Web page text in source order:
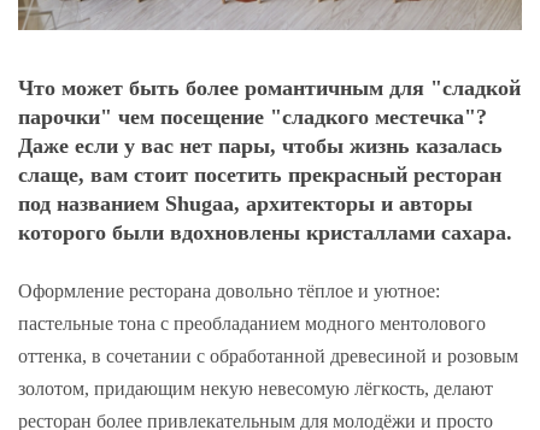
Что может быть более романтичным для "сладкой
парочки" чем посещение "сладкого местечка"?
Даже если у вас нет пары, чтобы жизнь казалась
слаще, вам стоит посетить прекрасный ресторан
под названием Shugaa, архитекторы и авторы
которого были вдохновлены кристаллами сахара.
Оформление ресторана довольно тёплое и уютное:
пастельные тона с преобладанием модного ментолового
оттенка, в сочетании с обработанной древесиной и розовым
золотом, придающим некую невесомую лёгкость, делают
ресторан более привлекательным для молодёжи и просто